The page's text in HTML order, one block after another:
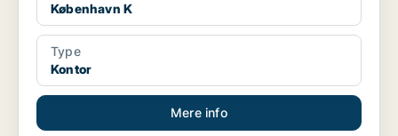
København K
Type
Kontor
Mere info